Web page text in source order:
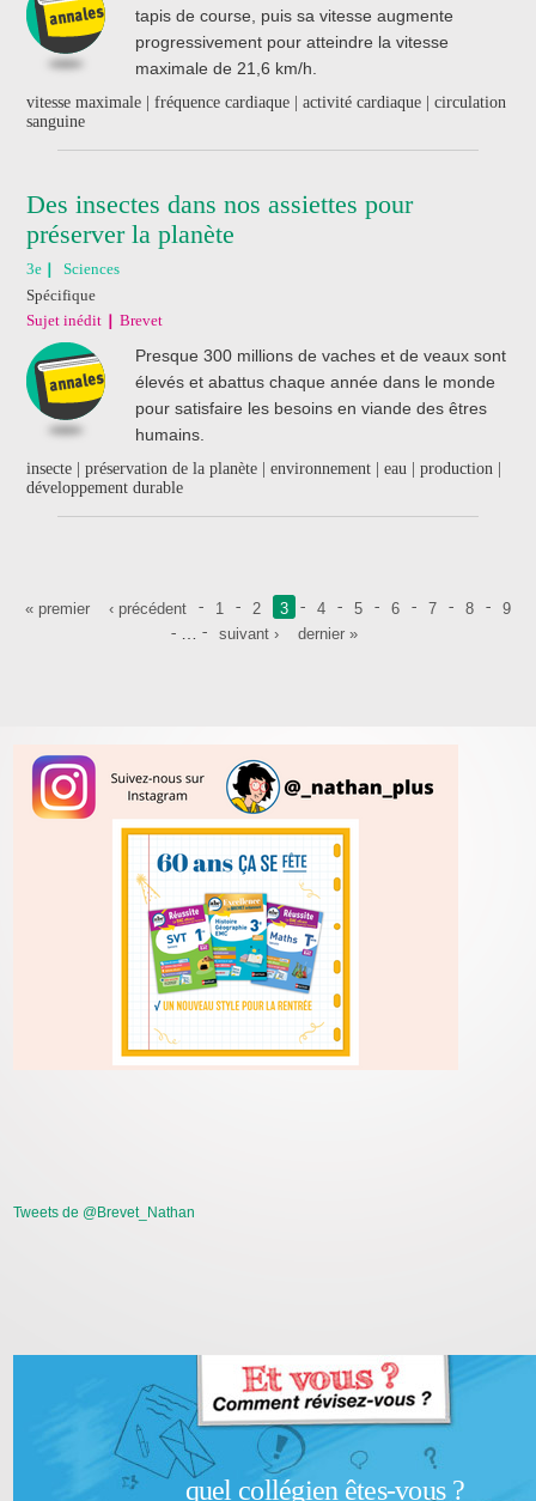
tapis de course, puis sa vitesse augmente
progressivement pour atteindre la vitesse
maximale de 21,6 km/h.
vitesse maximale | fréquence cardiaque | activité cardiaque | circulation
sanguine
Des insectes dans nos assiettes pour
préserver la planète
3e
Sciences
Spécifique
Sujet inédit
Brevet
Presque 300 millions de vaches et de veaux sont
élevés et abattus chaque année dans le monde
pour satisfaire les besoins en viande des êtres
humains.
insecte | préservation de la planète | environnement | eau | production |
développement durable
Pages
« premier ‹ précédent 1 2 3 4 5 6 7 8 9
suivant › dernier »
Tweets de @Brevet_Nathan
quel collégien êtes-vous ?